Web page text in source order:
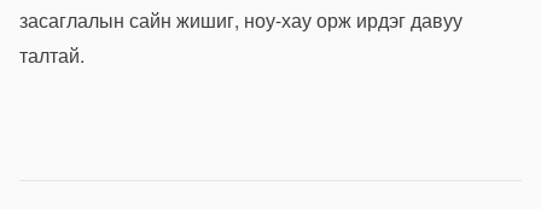
засаглалын сайн жишиг, ноу-хауорж ирдэг давуу
талтай.